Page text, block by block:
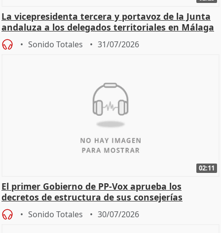
La vicepresidenta tercera y portavoz de la Junta
andaluza a los delegados territoriales en Málaga
Sonido Totales 31/07/2026
02:11
El primer Gobierno de PP-Vox aprueba los
decretos de estructura de sus consejerías
Sonido Totales 30/07/2026